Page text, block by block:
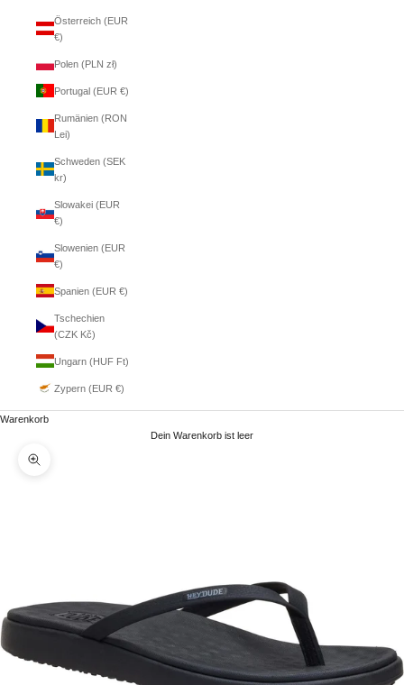
Österreich (EUR
€)
Polen (PLN zł)
Portugal (EUR €)
Rumänien (RON
Lei)
Schweden (SEK
kr)
Slowakei (EUR
€)
Slowenien (EUR
€)
Spanien (EUR €)
Tschechien
(CZK Kč)
Ungarn (HUF Ft)
Zypern (EUR €)
Warenkorb
Dein Warenkorb ist leer
Bild vergrößern